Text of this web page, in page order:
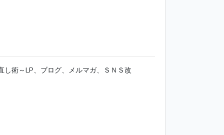
術～LP、ブログ、メルマガ、ＳＮＳ改